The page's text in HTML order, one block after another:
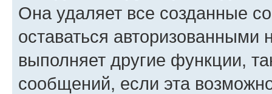
Она удаляет все созданные
оставаться авторизованными
выполняет другие функции,
сообщений, если эта